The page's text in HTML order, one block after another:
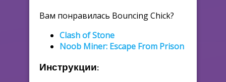
Вам понравилась Bouncing Chick?
Clash of Stone
Noob Miner: Escape From Prison
Инструкции: